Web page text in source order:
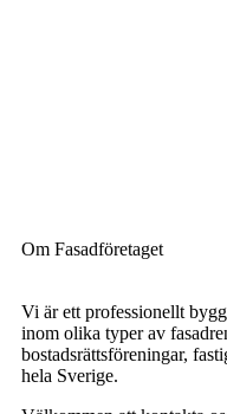
Om Fasadföretaget
Vi är ett professionellt
inom olika typer av
bostadsrättsföreningar,
hela Sverige.